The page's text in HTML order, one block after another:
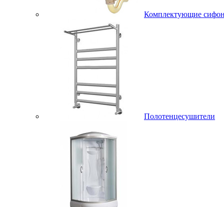
Комплектующие
Полотенцесушители